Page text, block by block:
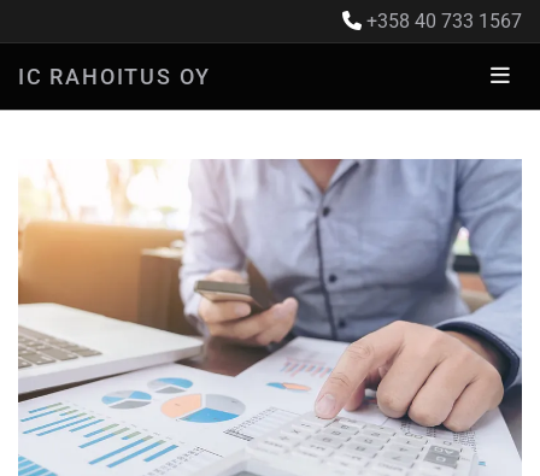
 +358 40 733 1567
IC RAHOITUS OY